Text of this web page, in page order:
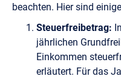
beachten. Hier sind
Steuerfreibetrag:
jährlichen
Einkommen
erläutert. Für das